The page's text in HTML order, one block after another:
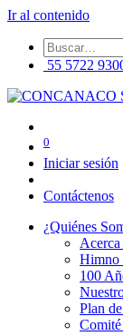
Ir al contenido
55 5722
0
Iniciar sesión
Contáctenos
¿Quiénes
Acerca
Himno
100
Plan